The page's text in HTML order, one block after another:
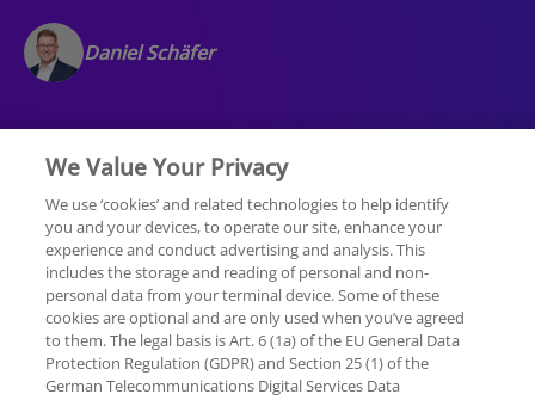
Daniel Schäfer
Rechtliche Hinweise Datenschutzerklärung
Sitemap Hilfe Unternehmensangaben
We Value Your Privacy
We use ‘cookies’ and related technologies to help identify
you and your devices, to operate our site, enhance your
experience and conduct advertising and analysis. This
includes the storage and reading of personal and non-
personal data from your terminal device. Some of these
cookies are optional and are only used when you’ve agreed
to them. The legal basis is Art. 6 (1a) of the EU General Data
Protection Regulation (GDPR) and Section 25 (1) of the
German Telecommunications Digital Services Data